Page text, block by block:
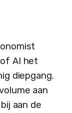
AI het
diepgang.
aan
aan de